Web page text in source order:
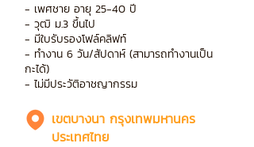
- เพศชาย อายุ 25-40 ปี
- วุฒิ ม.3 ขึ้นไป
- มีใบรับรองโฟล์คลิฟท์
- ทำงาน 6 วัน/สัปดาห์ (สามารถทำงานเป็น
กะได้)
- ไม่มีประวัติอาชญากรรม
เขตบางนา กรุงเทพมหานคร
ประเทศไทย